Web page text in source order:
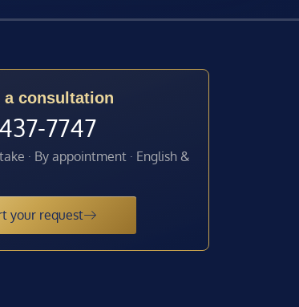
a consultation
7747
· By appointment · English &
your request